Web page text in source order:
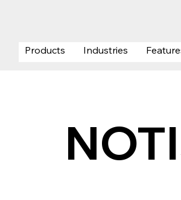
Products Industries